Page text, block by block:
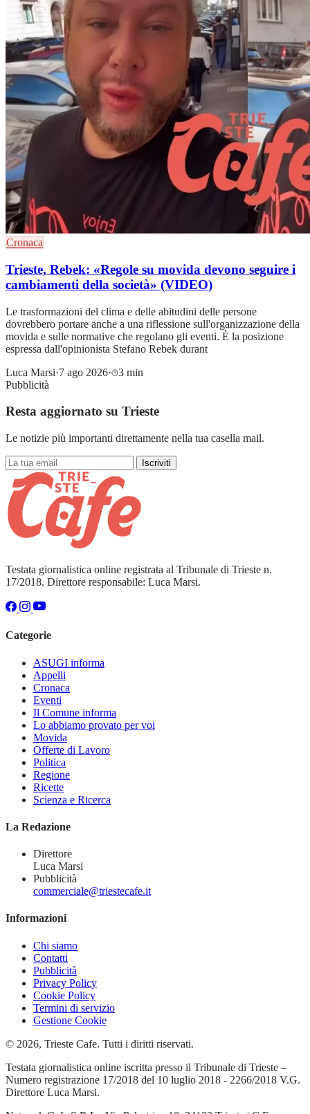
Cronaca
Trieste, Rebek: «Regole su movida devono seguire i
cambiamenti della società» (VIDEO)
Le trasformazioni del clima e delle abitudini delle persone
dovrebbero portare anche a una riflessione sull'organizzazione della
movida e sulle normative che regolano gli eventi. È la posizione
espressa dall'opinionista Stefano Rebek durant
Luca Marsi·7 ago 2026·
3 min
Pubblicità
Resta aggiornato su Trieste
Le notizie più importanti direttamente nella tua casella mail.
Iscriviti
Testata giornalistica online registrata al Tribunale di Trieste n.
17/2018. Direttore responsabile: Luca Marsi.
Categorie
ASUGI informa
Appelli
Cronaca
Eventi
Il Comune informa
Lo abbiamo provato per voi
Movida
Offerte di Lavoro
Politica
Regione
Ricette
Scienza e Ricerca
La Redazione
Direttore
Luca Marsi
Pubblicità
commerciale@triestecafe.it
Informazioni
Chi siamo
Contatti
Pubblicità
Privacy Policy
Cookie Policy
Termini di servizio
Gestione Cookie
© 2026, Trieste Cafe. Tutti i diritti riservati.
Testata giornalistica online iscritta presso il Tribunale di Trieste –
Numero registrazione 17/2018 del 10 luglio 2018 - 2266/2018 V.G.
Direttore Luca Marsi.